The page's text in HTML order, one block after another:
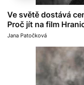
Ve světě dostává
Proč jít na film
Jana Patočková